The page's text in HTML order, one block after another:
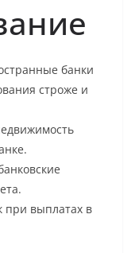
банки
строже и
при выплатах в